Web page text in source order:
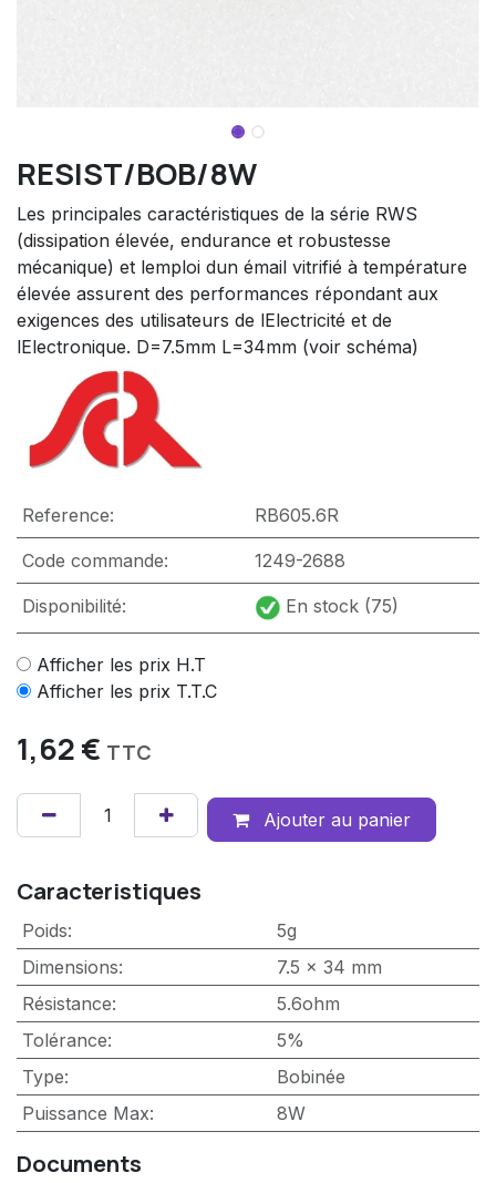
RESIST/BOB/8W
Les principales caractéristiques de la série RWS
(dissipation élevée, endurance et robustesse
mécanique) et lemploi dun émail vitrifié à température
élevée assurent des performances répondant aux
exigences des utilisateurs de lElectricité et de
lElectronique. D=7.5mm L=34mm (voir schéma)
Reference: RB605.6R
Code commande: 1249-2688
Disponibilité: En stock (75)
Afficher les prix H.T
Afficher les prix T.T.C
1,62€ TTC
Ajouter au panier
Caracteristiques
Poids:
5g
Dimensions:
7.5 x 34 mm
Résistance:
5.6ohm
Tolérance:
5%
Type:
Bobinée
Puissance Max: 8W
Documents